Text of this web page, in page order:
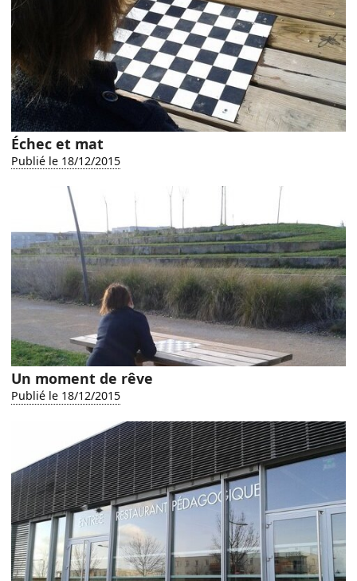
Échec et mat
Publié le 18/12/2015
Un moment de rêve
Publié le 18/12/2015